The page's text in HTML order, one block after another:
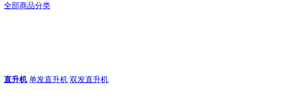
全部商品分类
直升机 单发直升机 双发直升机